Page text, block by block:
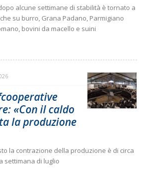
alcune settimane di stabilità è tornato a
su burro, Grana Padano, Parmigiano
bovini da macello e suini
«Con il caldo
la produzione
la contrazione della produzione è di circa
settimana di luglio